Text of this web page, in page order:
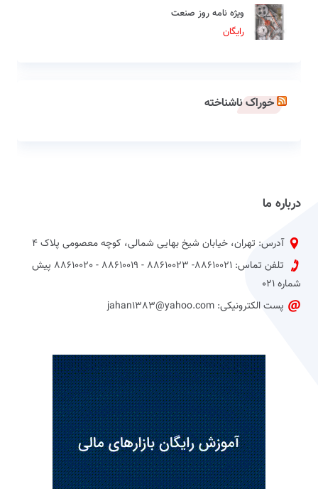
ویژه نامه روز صنعت
رایگان
خوراک ناشناخته
درباره ما
آدرس: تهران، خیابان شیخ بهایی شمالی، کوچه معصومی پلاک 4
تلفن تماس: 88610021- 88610023 - 88610019 - 88610020 پیش
شماره 021
پست الکترونیکی: jahan1383@yahoo.com